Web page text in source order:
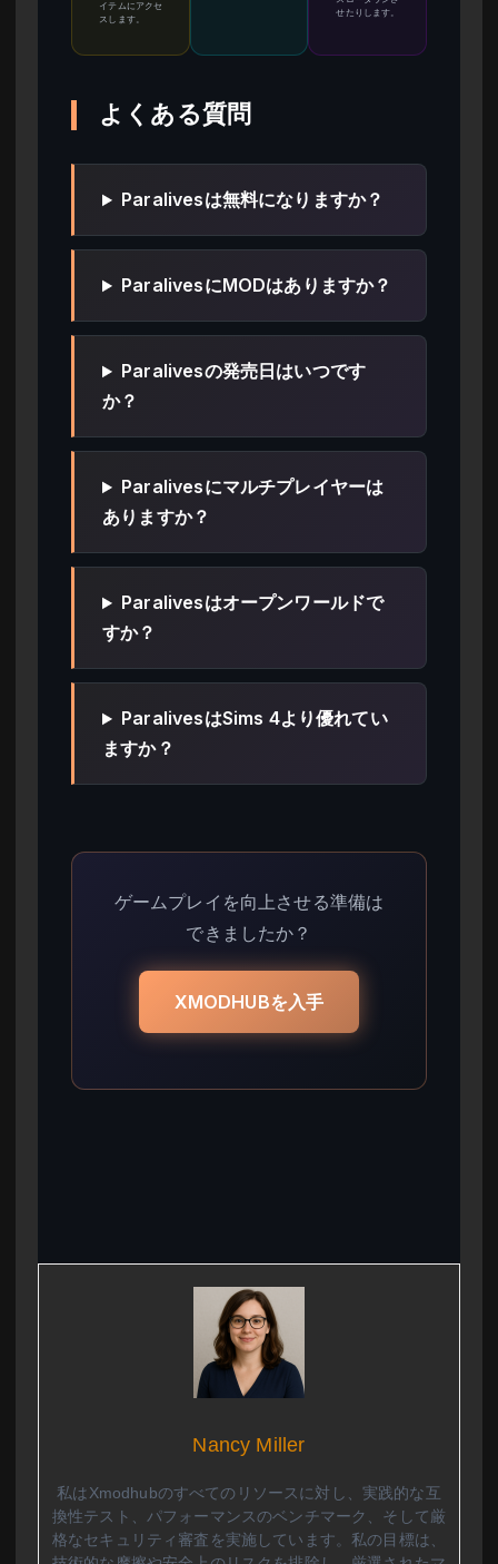
イテムにアクセ
スします。
せたりします。
よくある質問
Paralivesは無料になりますか？
ParalivesにMODはありますか？
Paralivesの発売日はいつです
か？
Paralivesにマルチプレイヤーは
ありますか？
Paralivesはオープンワールドで
すか？
ParalivesはSims 4より優れてい
ますか？
ゲームプレイを向上させる準備は
できましたか？
XMODHUBを入手
Nancy Miller
私はXmodhubのすべてのリソースに対し、実践的な互
換性テスト、パフォーマンスのベンチマーク、そして厳
格なセキュリティ審査を実施しています。私の目標は、